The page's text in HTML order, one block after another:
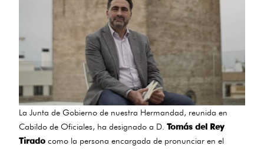
La Junta de Gobierno de nuestra Hermandad, reunida en
Cabildo de Oficiales, ha designado a D. Tomás del Rey
Tirado como la persona encargada de pronunciar en el